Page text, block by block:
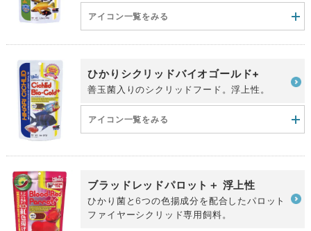
アイコン一覧をみる
ひかりシクリッドバイオゴールド+
善玉菌入りのシクリッドフード。浮上性。
アイコン一覧をみる
ブラッドレッドパロット＋ 浮上性
ひかり菌と6つの色揚成分を配合したパロット
ファイヤーシクリッド専用飼料。